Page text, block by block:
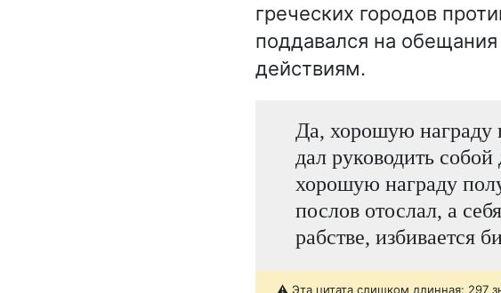
греческих городов
поддавался на
действиям.
Да, хорошую награду
дал руководить
хорошую награду
послов отослал, а
рабстве, избивается
⚠️ Эта цитата слишком длинная: 297